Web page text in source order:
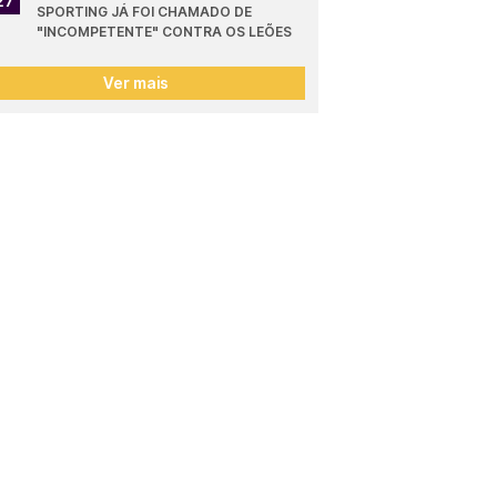
SPORTING JÁ FOI CHAMADO DE
"INCOMPETENTE" CONTRA OS LEÕES
Ver mais